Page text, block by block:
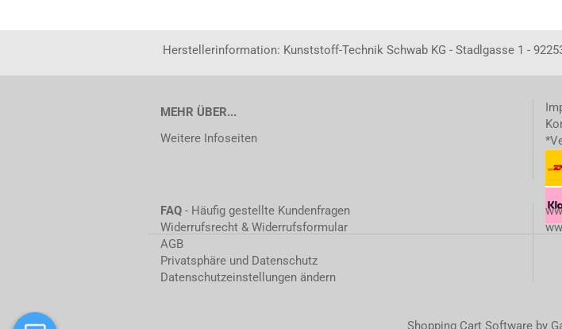
Herstellerinformation: Kunststoff-Technik Schwab KG - Stadlgasse 1 -
MEHR ÜBER...
Weitere Infoseiten
FAQ - Häufig gestellte Kundenfragen
Widerrufsrecht & Widerrufsformular
AGB
Privatsphäre und Datenschutz
Datenschutzeinstellungen ändern
Shopping Cart Softwareby